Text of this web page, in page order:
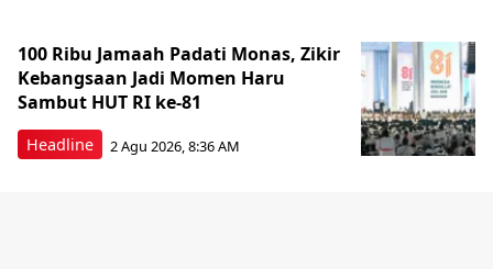
Headline
100 Ribu Jamaah Padati Monas, Zikir
Kebangsaan Jadi Momen Haru
Sambut HUT RI ke-81
2 Agu 2026, 8:36 AM